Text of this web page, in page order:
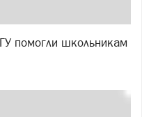
помогли школьникам